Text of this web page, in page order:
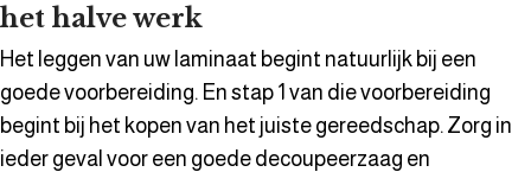
het halve werk
Het leggen van uw laminaat begint natuurlijk bij een
goede voorbereiding. En stap 1 van die voorbereiding
begint bij het kopen van het juiste gereedschap. Zorg in
ieder geval voor een goede decoupeerzaag en